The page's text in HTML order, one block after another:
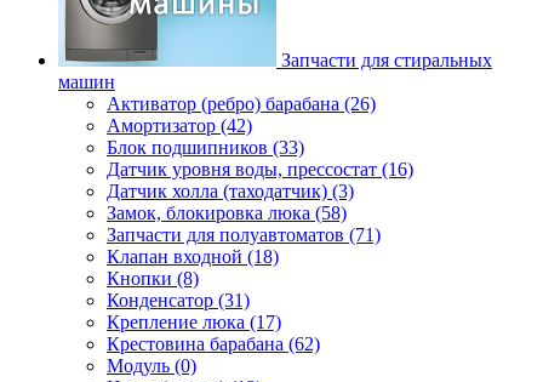
Запчасти для стиральных
машин
Активатор (ребро) барабана (26)
Амортизатор (42)
Блок подшипников (33)
Датчик уровня воды, прессостат (16)
Датчик холла (таходатчик) (3)
Замок, блокировка люка (58)
Запчасти для полуавтоматов (71)
Клапан входной (18)
Кнопки (8)
Конденсатор (31)
Крепление люка (17)
Крестовина барабана (62)
Модуль (0)